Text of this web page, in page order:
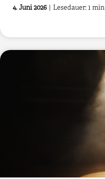
4. Juni 2026 | Lesedauer: 1 min